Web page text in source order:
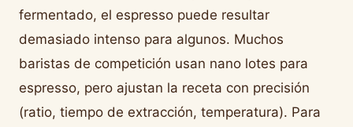
fermentado, el espresso puede resultar
demasiado intenso para algunos. Muchos
baristas de competición usan nano lotes para
espresso, pero ajustan la receta con precisión
(ratio, tiempo de extracción, temperatura). Para